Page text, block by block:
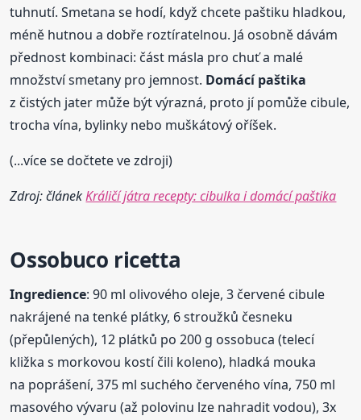
tuhnutí. Smetana se hodí, když chcete paštiku hladkou,
méně hutnou a dobře roztíratelnou. Já osobně dávám
přednost kombinaci: část másla pro chuť a malé
množství smetany pro jemnost. Domácí paštika
z čistých jater může být výrazná, proto jí pomůže cibule,
trocha vína, bylinky nebo muškátový oříšek.
(...více se dočtete ve zdroji)
Zdroj: článekKráličí játra recepty: cibulka i domácí paštika
Ossobuco ricetta
Ingredience: 90 ml olivového oleje, 3 červené cibule
nakrájené na tenké plátky, 6 stroužků česneku
(přepůlených), 12 plátků po 200 g ossobuca (telecí
kližka s morkovou kostí čili koleno), hladká mouka
na poprášení, 375 ml suchého červeného vína, 750 ml
masového vývaru (až polovinu lze nahradit vodou), 3x